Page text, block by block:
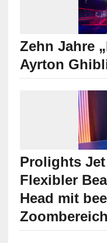
Zehn Jahre
Ayrton
Prolights
Flexibler
Head mit
Zoombereich